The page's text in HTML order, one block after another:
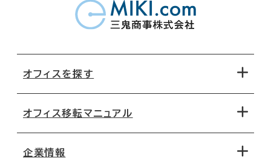
オフィスを探す
地図から探す
オフィス移転マニュアル
企業情報